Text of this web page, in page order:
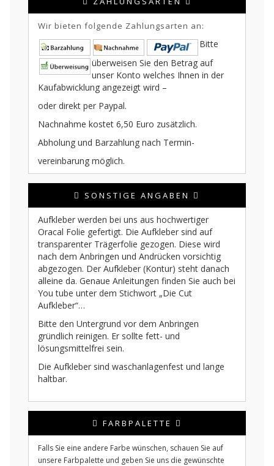
Wir bieten folgende Zahlungsarten an:
Bitte
überweisen Sie den Betrag auf
unser Konto welches Ihnen in der
Kaufabwicklung angezeigt wird –
oder direkt per Paypal.
Nachnahme kostet 6,50 Euro zusätzlich.
Abholung und Barzahlung nach Termin-
vereinbarung möglich.
SONSTIGE ANGABEN
Aufkleber werden bei uns aus hochwertiger
Oracal Folie gefertigt. Die Aufkleber sind auf
transparenter Trägerfolie gezogen. Diese wird
nach dem Anbringen und Andrücken vorsichtig
abgezogen. Der Aufkleber (Kontur) steht danach
alleine da. Genaue Anleitungen finden Sie auch bei
You tube unter dem Stichwort „Die Cut
Aufkleber“…
Bitte den Untergrund vor dem Anbringen
gründlich reinigen. Er sollte fett- und
lösungsmittelfrei sein.
Die Aufkleber sind waschanlagenfest und lange
haltbar.
FARBPALETTE
Falls Sie eine andere Farbe wünschen, schauen Sie auf
unsere Farbpalette und geben Sie uns die gewünschte